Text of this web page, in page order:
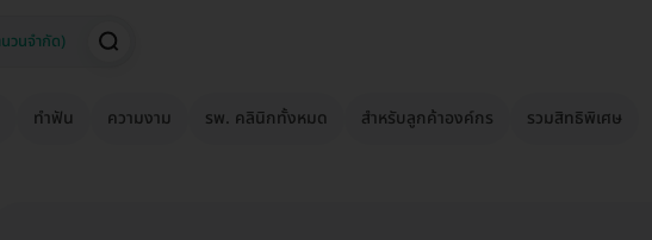
ทำฟัน ความงาม รพ. คลินิกทั้งหมด สำหรับลูกค้าองค์กร รวมสิทธิพิเศษ